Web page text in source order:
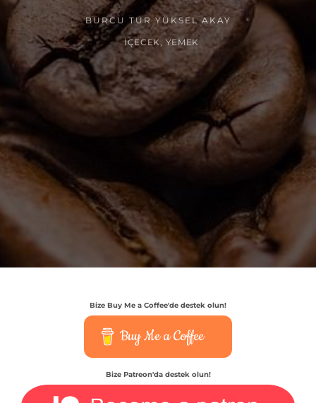
BURCU TUR YÜKSEL AKAY
İÇECEK YEMEK
Bize Buy Me a Coffee'de destek olun!
Buy Me a Coffee
Bize Patreon'da destek olun!